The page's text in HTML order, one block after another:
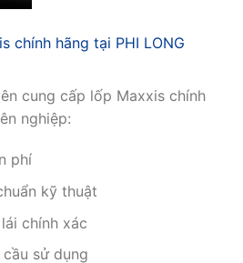
chính hãng tại PHI LONG
cung cấp lốp Maxxis chính
nghiệp:
phí
kỹ thuật
chính xác
sử dụng